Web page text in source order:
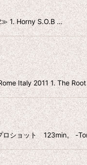
1. Horny S.O.B …
Italy 2011 1. The
ロショット 123min。 -